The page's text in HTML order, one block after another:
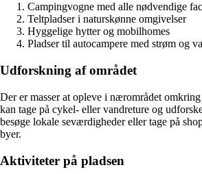
Campingvogne med alle nødvendige
Teltpladser i naturskønne omgivelser
Hyggelige hytter og mobilhomes
Pladser til autocampere med strøm og
Udforskning af området
Der er masser at opleve i nærområdet
kan tage på cykel- eller vandreture og
besøge lokale seværdigheder eller tage på
byer.
Aktiviteter på pladsen